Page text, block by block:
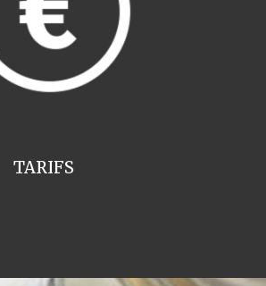
TARIFS